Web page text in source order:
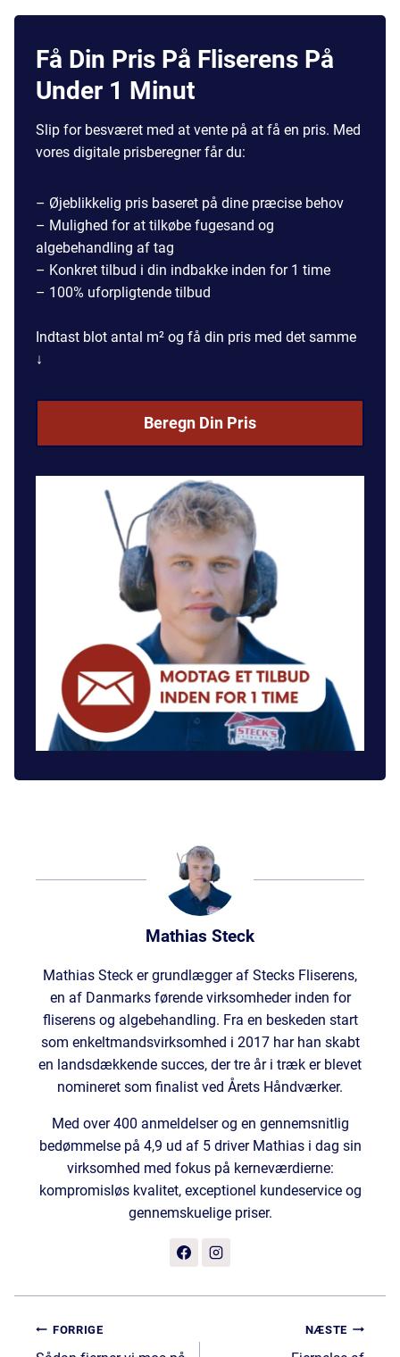
Få Din Pris På Fliserens På
Under 1 Minut
Slip for besværet med at vente på at få en pris. Med
vores digitale prisberegner får du:
– Øjeblikkelig pris baseret på dine præcise behov
– Mulighed for at tilkøbe fugesand og
algebehandling af tag
– Konkret tilbud i din indbakke inden for 1 time
– 100% uforpligtende tilbud
Indtast blot antal m² og få din pris med det samme
↓
Beregn Din Pris
Mathias Steck
Mathias Steck er grundlægger af Stecks Fliserens,
en af Danmarks førende virksomheder inden for
fliserens og algebehandling. Fra en beskeden start
som enkeltmandsvirksomhed i 2017 har han skabt
en landsdækkende succes, der tre år i træk er blevet
nomineret som finalist ved Årets Håndværker.
Med over 400 anmeldelser og en gennemsnitlig
bedømmelse på 4,9 ud af 5 driver Mathias i dag sin
virksomhed med fokus på kerneværdierne:
kompromisløs kvalitet, exceptionel kundeservice og
gennemskuelige priser.
Indlægsnavigation
FORRIGE NÆSTE